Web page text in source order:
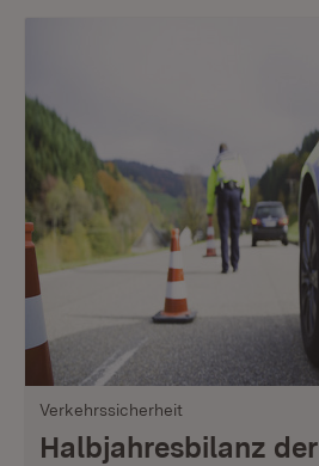
Verkehrssicherheit
Halbjahresbilanz der